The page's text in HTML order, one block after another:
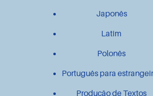
Japonês
Latim
Polonês
Português para
Produção de Textos